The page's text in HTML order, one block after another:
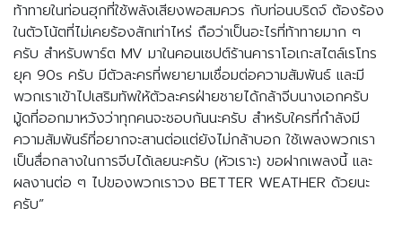
ท้าทายในท่อนฮุกที่ใช้พลังเสียงพอสมควร กับท่อนบริดจ์ ต้องร้อง
ในตัวโน้ตที่ไม่เคยร้องสักเท่าไหร่ ถือว่าเป็นอะไรที่ท้าทายมาก ๆ
ครับ สำหรับพาร์ต MV มาในคอนเซปต์ร้านคาราโอเกะสไตล์เรโทร
ยุค 90s ครับ มีตัวละครที่พยายามเชื่อมต่อความสัมพันธ์ และมี
พวกเราเข้าไปเสริมทัพให้ตัวละครฝ่ายชายได้กล้าจีบนางเอกครับ
มู้ดที่ออกมาหวังว่าทุกคนจะชอบกันนะครับ สำหรับใครที่กำลังมี
ความสัมพันธ์ที่อยากจะสานต่อแต่ยังไม่กล้าบอก ใช้เพลงพวกเรา
เป็นสื่อกลางในการจีบได้เลยนะครับ (หัวเราะ) ขอฝากเพลงนี้ และ
ผลงานต่อ ๆ ไปของพวกเราวง BETTER WEATHER ด้วยนะ
ครับ”